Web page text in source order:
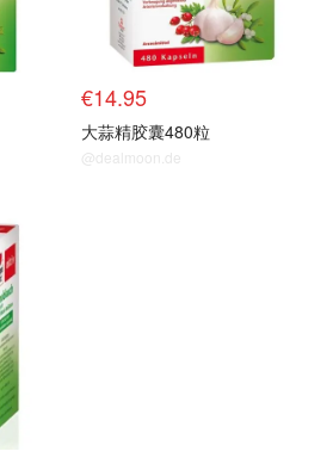
€14.95
大蒜精胶囊480粒
@dealmoon.de